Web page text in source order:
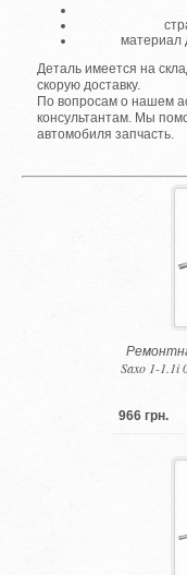
материал
Деталь имеется на
скорую доставку.
По вопросам о нашем
консультантам. Мы
автомобиля запчасть.
Saxo 1-1.1i
966 грн.